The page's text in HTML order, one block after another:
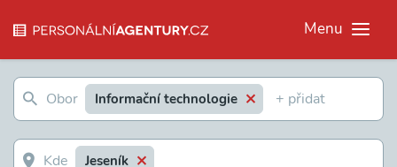
Menu
Informační technologie
Jeseník